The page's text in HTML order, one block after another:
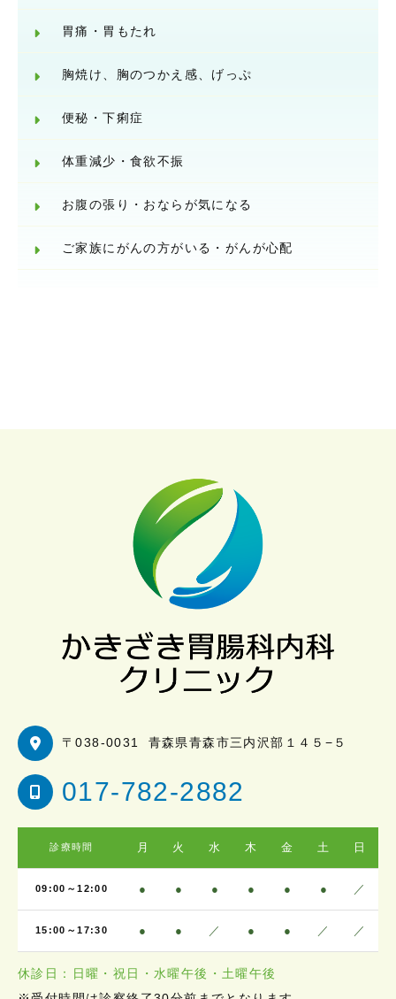
胃痛・胃もたれ
胸焼け、胸のつかえ感、げっぷ
便秘・下痢症
体重減少・食欲不振
お腹の張り・おならが気になる
ご家族にがんの方がいる・がんが心配
〒038-0031 青森県青森市三内沢部１４５−５
017-782-2882
診療時間 月 火 水 木 金 土 日
09:00～12:00 ● ● ● ● ● ● ／
15:00～17:30 ● ● ／ ● ● ／ ／
休診日：日曜・祝日・水曜午後・土曜午後